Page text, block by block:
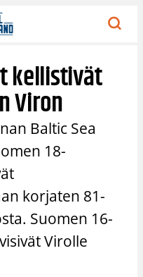
kellistivät
Viron
Baltic Sea
18-
korjaten 81-
Suomen 16-
Virolle